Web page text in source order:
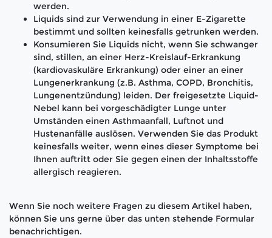
werden.
Liquids sind zur Verwendung in einer E-Zigarette
bestimmt und sollten keinesfalls getrunken werden.
Konsumieren Sie Liquids nicht, wenn Sie schwanger
sind, stillen, an einer Herz-Kreislauf-Erkrankung
(kardiovaskuläre Erkrankung) oder einer an einer
Lungenerkrankung (z.B. Asthma, COPD, Bronchitis,
Lungenentzündung) leiden. Der freigesetzte Liquid-
Nebel kann bei vorgeschädigter Lunge unter
Umständen einen Asthmaanfall, Luftnot und
Hustenanfälle auslösen. Verwenden Sie das Produkt
keinesfalls weiter, wenn eines dieser Symptome bei
Ihnen auftritt oder Sie gegen einen der Inhaltsstoffe
allergisch reagieren.
Wenn Sie noch weitere Fragen zu diesem Artikel haben,
können Sie uns gerne über das unten stehende Formular
benachrichtigen.